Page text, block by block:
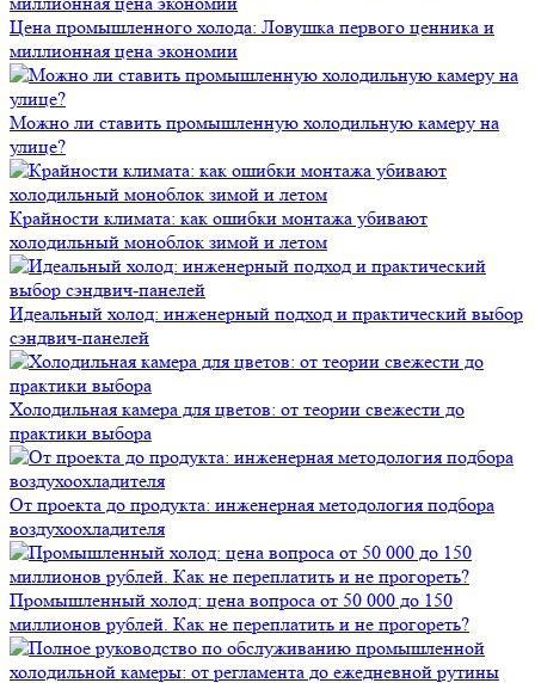
Цена промышленного холода: Ловушка первого ценника и
миллионная цена экономии
Можно ли ставить промышленную холодильную камеру на
улице?
Крайности климата: как ошибки монтажа убивают
холодильный моноблок зимой и летом
Идеальный холод: инженерный подход и практический выбор
сэндвич-панелей
Холодильная камера для цветов: от теории свежести до
практики выбора
От проекта до продукта: инженерная методология подбора
воздухоохладителя
Промышленный холод: цена вопроса от 50 000 до 150
миллионов рублей. Как не переплатить и не прогореть?